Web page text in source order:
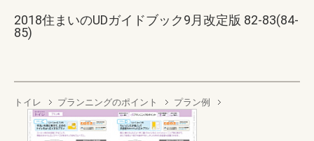
2018住まいのUDガイドブック9月改定版 82-83(84-
85)
トイレ プランニングのポイント プラン例